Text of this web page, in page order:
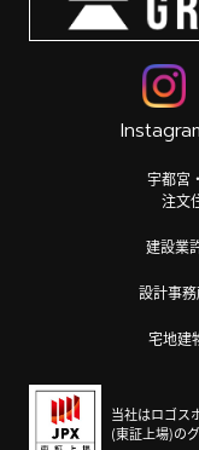
宇都宮
注文
建設業
設計事
宅地建
当社はロゴス
(東証上場)の